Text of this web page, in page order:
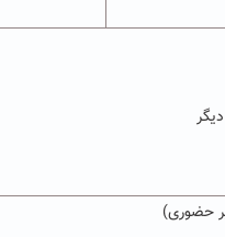
حضوری)